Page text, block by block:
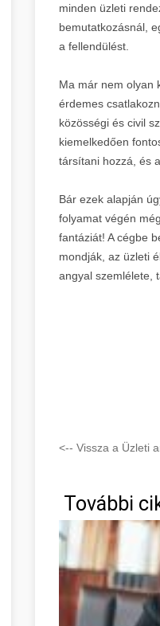
minden üzleti
bemutatkozásnál,
a fellendülést.
Ma már nem olyan
érdemes
közösségi és civil
kiemelkedően
társítani hozzá, és
Bár ezek alapján
folyamat végén
fantáziát! A cégbe
mondják, az üzleti
angyal szemlélete,
<-- Vissza a Üzleti
További